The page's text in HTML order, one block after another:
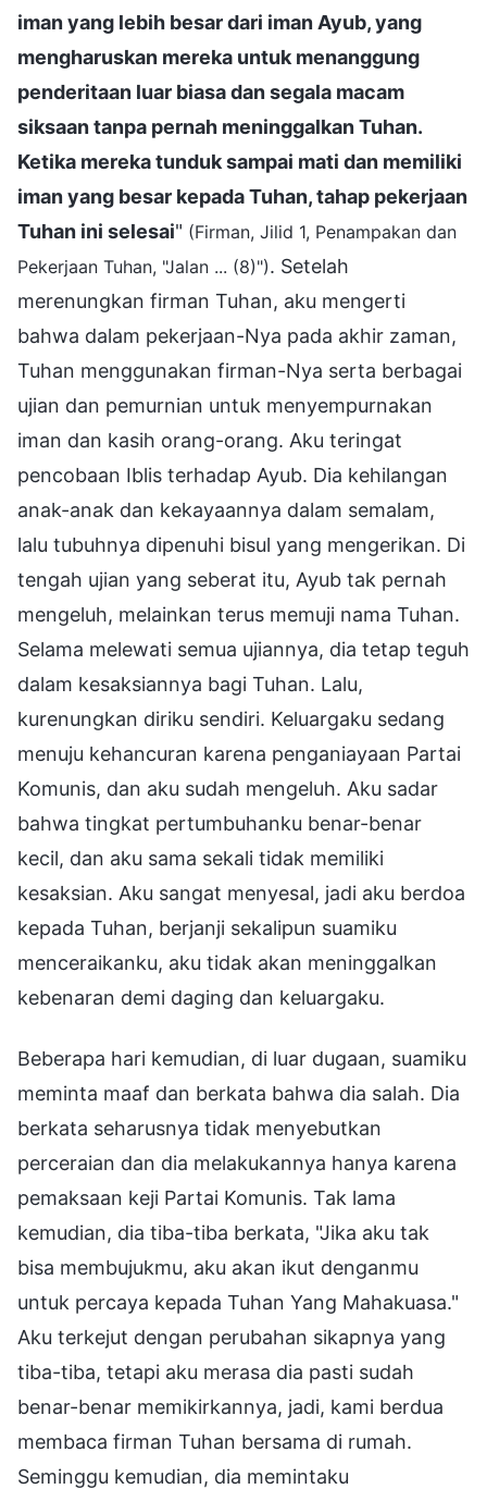
iman yang lebih besar dari iman Ayub, yang
mengharuskan mereka untuk menanggung
penderitaan luar biasa dan segala macam
siksaan tanpa pernah meninggalkan Tuhan.
Ketika mereka tunduk sampai mati dan memiliki
iman yang besar kepada Tuhan, tahap pekerjaan
Tuhan ini selesai" (Firman, Jilid 1, Penampakan dan
Pekerjaan Tuhan, "Jalan ... (8)"). Setelah
merenungkan firman Tuhan, aku mengerti
bahwa dalam pekerjaan-Nya pada akhir zaman,
Tuhan menggunakan firman-Nya serta berbagai
ujian dan pemurnian untuk menyempurnakan
iman dan kasih orang-orang. Aku teringat
pencobaan Iblis terhadap Ayub. Dia kehilangan
anak-anak dan kekayaannya dalam semalam,
lalu tubuhnya dipenuhi bisul yang mengerikan. Di
tengah ujian yang seberat itu, Ayub tak pernah
mengeluh, melainkan terus memuji nama Tuhan.
Selama melewati semua ujiannya, dia tetap teguh
dalam kesaksiannya bagi Tuhan. Lalu,
kurenungkan diriku sendiri. Keluargaku sedang
menuju kehancuran karena penganiayaan Partai
Komunis, dan aku sudah mengeluh. Aku sadar
bahwa tingkat pertumbuhanku benar-benar
kecil, dan aku sama sekali tidak memiliki
kesaksian. Aku sangat menyesal, jadi aku berdoa
kepada Tuhan, berjanji sekalipun suamiku
menceraikanku, aku tidak akan meninggalkan
kebenaran demi daging dan keluargaku.
Beberapa hari kemudian, di luar dugaan, suamiku
meminta maaf dan berkata bahwa dia salah. Dia
berkata seharusnya tidak menyebutkan
perceraian dan dia melakukannya hanya karena
pemaksaan keji Partai Komunis. Tak lama
kemudian, dia tiba-tiba berkata, "Jika aku tak
bisa membujukmu, aku akan ikut denganmu
untuk percaya kepada Tuhan Yang Mahakuasa."
Aku terkejut dengan perubahan sikapnya yang
tiba-tiba, tetapi aku merasa dia pasti sudah
benar-benar memikirkannya, jadi, kami berdua
membaca firman Tuhan bersama di rumah.
Seminggu kemudian, dia memintaku